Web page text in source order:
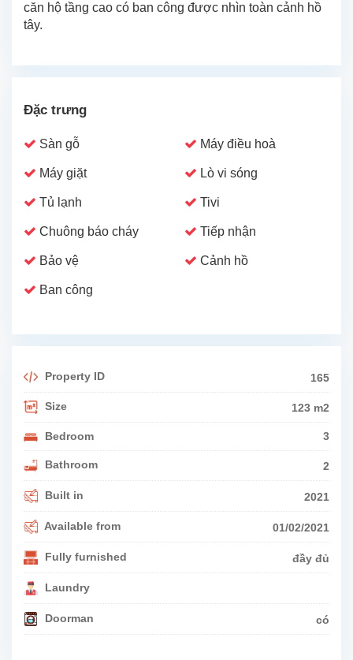
căn hộ tầng cao có ban công được nhìn toàn cảnh hồ
tây.
Đặc trưng
Sàn gỗ Máy điều hoà
Máy giặt Lò vi sóng
Tủ lạnh Tivi
Chuông báo cháy Tiếp nhận
Bảo vệ Cảnh hồ
Ban công
Property ID 165
Size 123 m2
Bedroom 3
Bathroom 2
Built in 2021
Available from 01/02/2021
Fully furnished đầy đủ
Laundry
Doorman có